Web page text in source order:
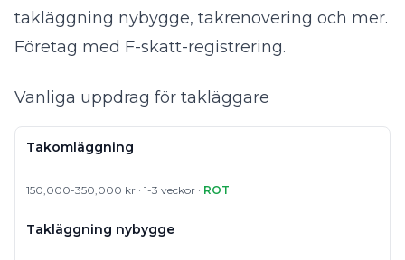
takläggning nybygge, takrenovering och mer.
Företag med F-skatt-registrering.
Vanliga uppdrag för takläggare
Takomläggning
150,000-350,000 kr · 1-3 veckor · ROT
Takläggning nybygge